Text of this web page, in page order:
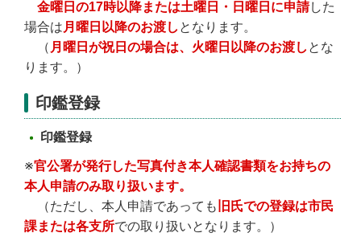
金曜日の17時以降または土曜日・日曜日に申請した
場合は 月曜日以降のお渡し となります。
（ 月曜日が祝日の場合は、火曜日以降のお渡し とな
ります。）
印鑑登録
印鑑登録
※官公署が発行した写真付き本人確認書類をお持ちの
本人申請のみ取り扱います。
（ただし、本人申請であっても 旧氏での登録は市民
課または各支所での取り扱いとなります。）